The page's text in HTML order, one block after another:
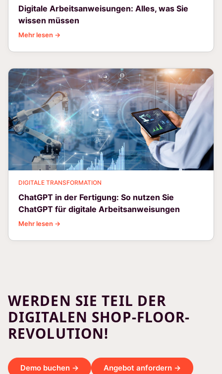
Digitale Arbeitsanweisungen: Alles, was Sie
wissen müssen
Mehr lesen →
DIGITALE TRANSFORMATION
ChatGPT in der Fertigung: So nutzen Sie
ChatGPT für digitale Arbeitsanweisungen
Mehr lesen →
WERDEN SIE TEIL DER
DIGITALEN SHOP-FLOOR-
REVOLUTION!
Demo buchen → Angebot anfordern →